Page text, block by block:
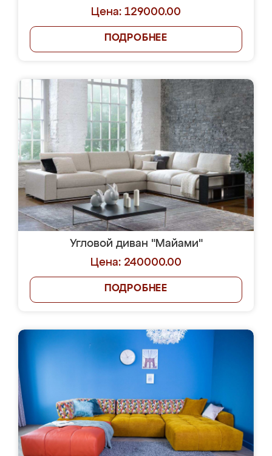
Цена: 129000.00
ПОДРОБНЕЕ
Угловой диван "Майами"
Цена: 240000.00
ПОДРОБНЕЕ